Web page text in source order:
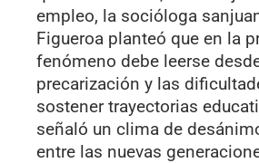
empleo, la socióloga
Figueroa planteó que en la
fenómeno debe leerse
precarización y las
sostener trayectorias
señaló un clima de
entre las nuevas